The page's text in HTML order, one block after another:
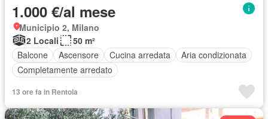
1.000 €/al mese
Municipio 2, Milano
2 Locali
50 m²
Balcone
Ascensore Cucina arredata
Aria condizionata
Completamente arredato
13 ore fa in Rentola